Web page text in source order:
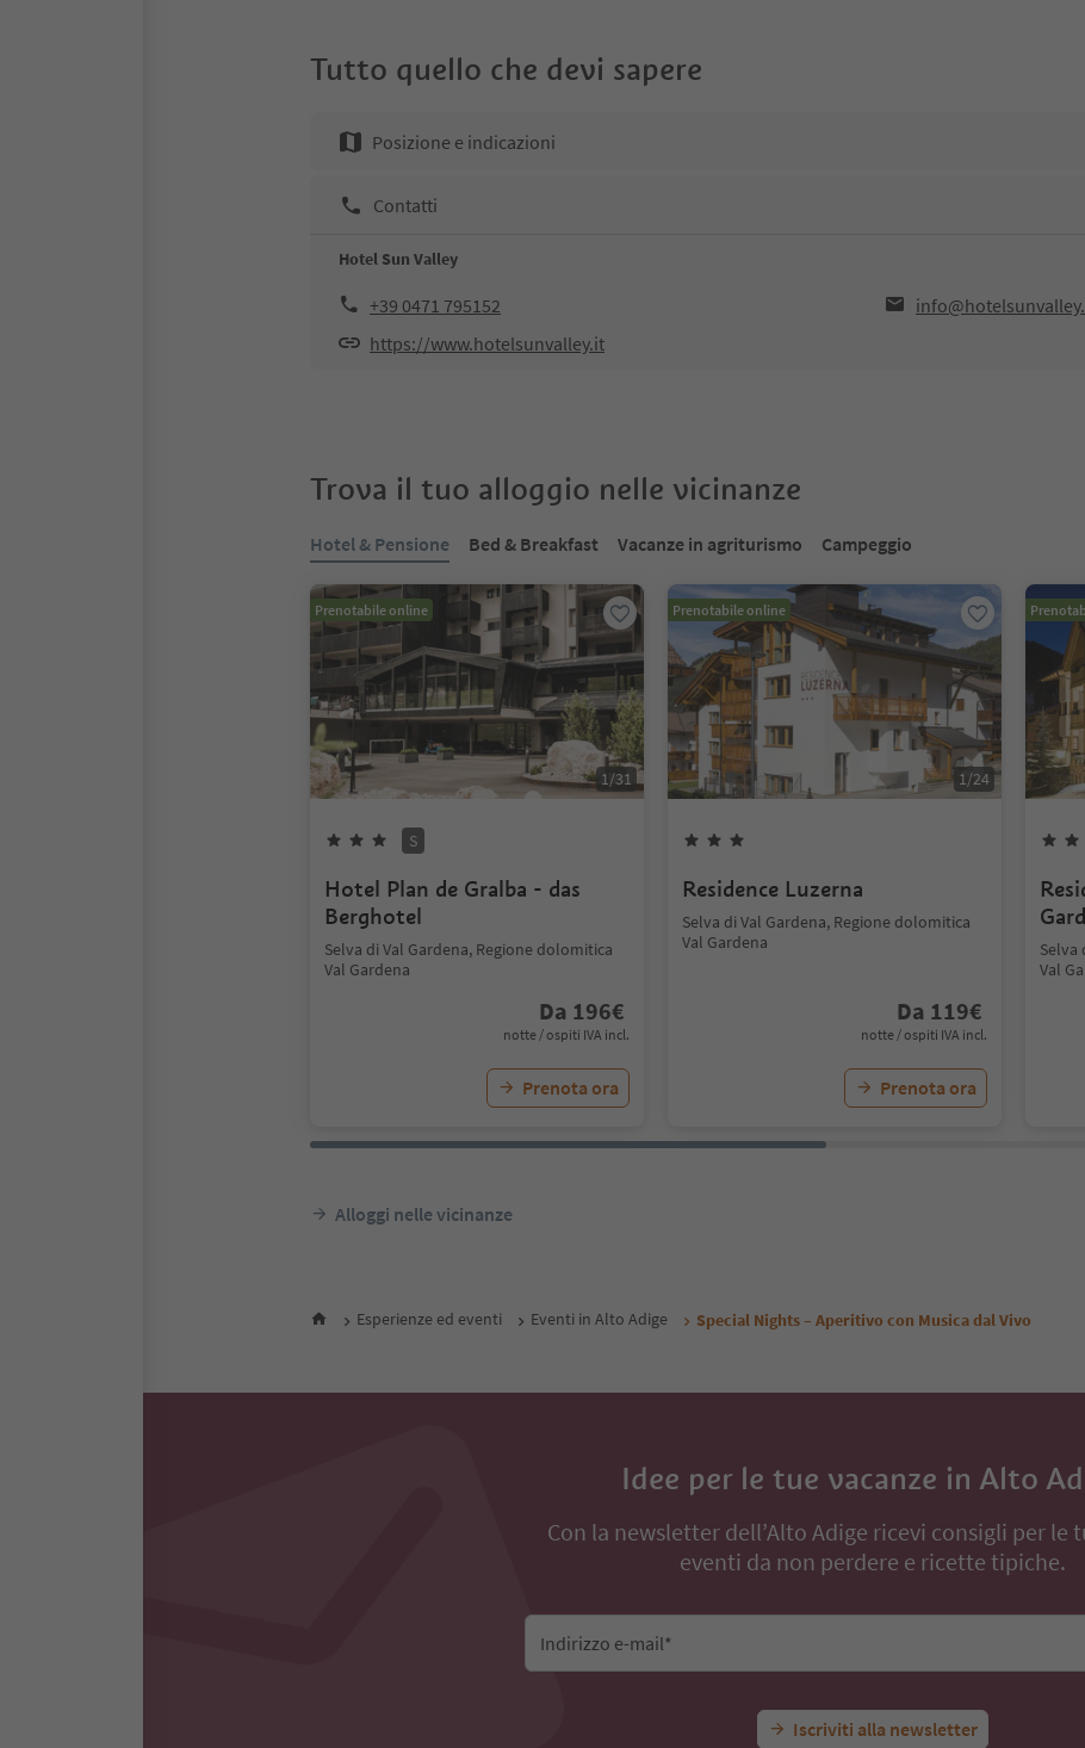
Tutto quello che devi sapere
Posizione e indicazioni
Contatti
Hotel Sun Valley
+39 0471 795152
https://www.hotelsunvalley.it
Trova il tuo alloggio nelle vicinanze
Hotel & Pensione Bed & Breakfast Vacanze in agriturismo Campeggio
Prenotabile online
1/31
S
Hotel Plan de Gralba - das
Berghotel
Selva di Val Gardena, Regione dolomitica
Val Gardena
Da 196€
notte / ospiti IVA incl.
Prenota ora
Prenotabile online
1/24
Residence Luzerna
Selva di Val Gardena, Regione dolomitica
Val Gardena
Da 119€
notte / ospiti IVA incl.
Prenota ora
Selva
Val
Alloggi nelle vicinanze
Esperienze ed eventi Eventi in Alto Adige Special Nights – Aperitivo con Musica dal Vivo
Idee per le tue vacanze in Alto
Con la newsletter dell’Alto Adige ricevi consigli per le
eventi da non perdere e ricette tipiche.
Indirizzo e-mail*
Iscriviti alla newsletter